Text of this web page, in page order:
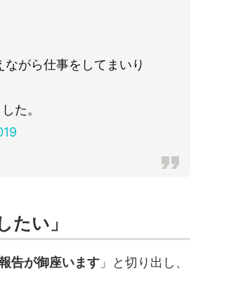
がら仕事をしてまいり
た。
たい」
告が御座います 」と切り出し、